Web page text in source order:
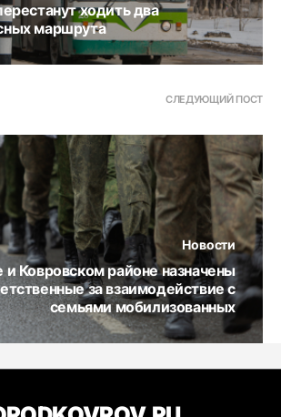
ходить два
маршрута
СЛЕДУЮЩИЙ ПОСТ
Новости
и Ковровском районе назначены
за взаимодействие с
семьями мобилизованных